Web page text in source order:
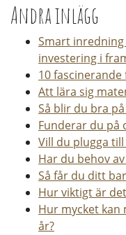
Andra inlägg
Smart
investering i
10
Att lära sig
Så blir du bra
Funderar du på
Vill du plugga
Har du behov
Så får du ditt
Hur viktigt är
Hur mycket
år?